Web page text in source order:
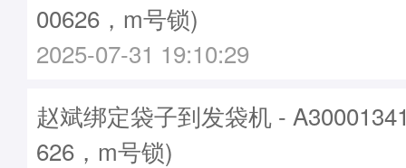
00626，m号锁)
2025-07-31 19:10:29
赵斌绑定袋子到发袋机 -
626，m号锁)